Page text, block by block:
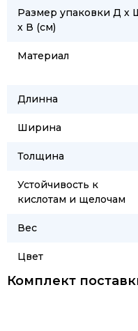
Размер упаковки Д х
х В (см)
Материал
Длинна
Ширина
Толщина
Устойчивость к
кислотам и щелочам
Вес
Цвет
Комплект